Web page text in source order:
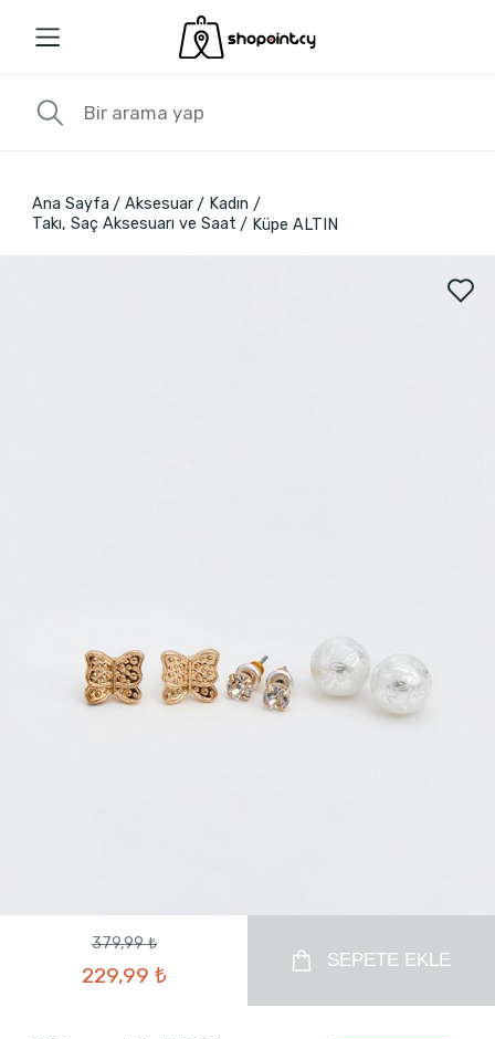
Ana Sayfa Aksesuar
Kadın
Takı, Saç Aksesuarı ve Saat
Küpe ALTIN
379,99 ₺
229,99 ₺
SEPETE EKLE